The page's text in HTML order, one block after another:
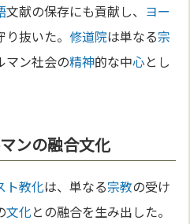
文献の保存にも貢献し、 ヨー
り抜いた。修道院は単なる宗
マン社会の精神的な中心とし
ンの融合文化
ト教化は、単なる宗教の受け
文化との融合を生み出した。